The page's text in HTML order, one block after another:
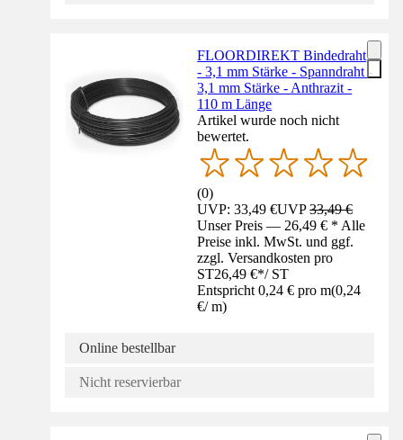
FLOORDIREKT Bindedraht
- 3,1 mm Stärke - Spanndraht -
3,1 mm Stärke - Anthrazit -
110 m Länge
Artikel wurde noch nicht
bewertet.
(0)
UVP: 33,49 €UVP33,49 €
Unser Preis — 26,49 € * Alle
Preise inkl. MwSt. und ggf.
zzgl. Versandkosten pro
ST26,49 €*/ ST
Entspricht 0,24 € pro m(0,24
€/ m)
Online bestellbar
Nicht reservierbar